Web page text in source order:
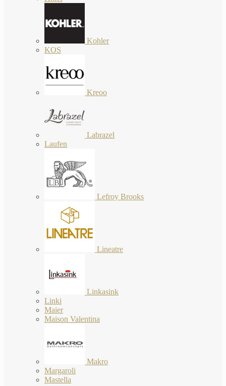
Kohler
KOS
Kreoo
Labrazel
Laufen
Lefroy Brooks
Lineatre
Linkasink
Linki
Maier
Maison Valentina
Makro
Margaroli
Mastella